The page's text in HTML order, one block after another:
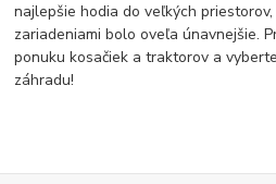
najlepšie hodia do veľkých
zariadeniami bolo oveľa únavnejšie.
ponuku kosačiek a traktorov a
záhradu!